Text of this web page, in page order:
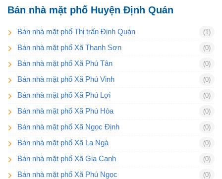
Bán nhà mặt phố Huyện Định Quán
Bán nhà mặt phố Thị trấn Định Quán (1)
Bán nhà mặt phố Xã Thanh Sơn (0)
Bán nhà mặt phố Xã Phú Tân (0)
Bán nhà mặt phố Xã Phú Vinh (0)
Bán nhà mặt phố Xã Phú Lợi (0)
Bán nhà mặt phố Xã Phú Hòa (0)
Bán nhà mặt phố Xã Ngọc Định (0)
Bán nhà mặt phố Xã La Ngà (0)
Bán nhà mặt phố Xã Gia Canh (0)
Bán nhà mặt phố Xã Phú Ngọc (0)